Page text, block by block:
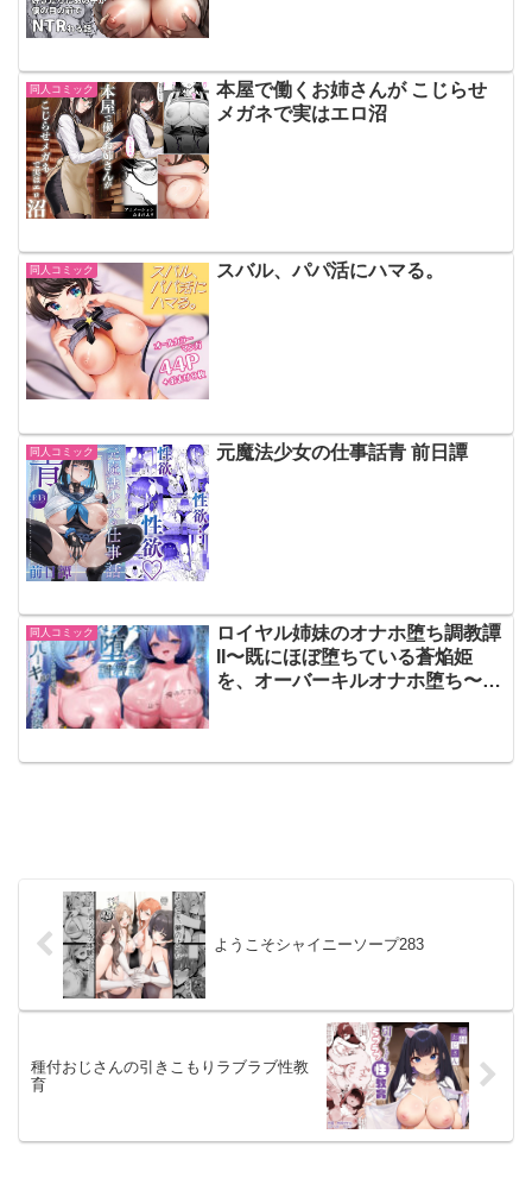
同人コミック
本屋で働くお姉さんが こじらせ
メガネで実はエロ沼
同人コミック スバル、パパ活にハマる。
同人コミック 元魔法少女の仕事話青 前日譚
同人コミック
ロイヤル姉妹のオナホ堕ち調教譚
II〜既にほぼ堕ちている蒼焔姫
を、オーバーキルオナホ堕ち〜
ようこそシャイニーソープ283
種付おじさんの引きこもりラブラブ性教
育